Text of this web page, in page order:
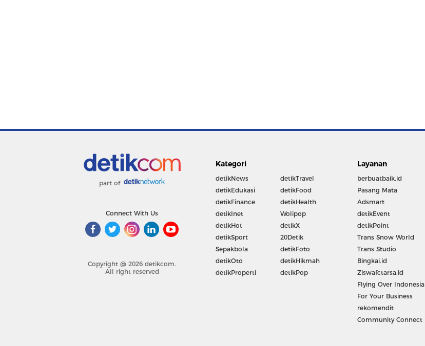
part of
Connect With Us
Copyright @ 2026 detikcom.
All right reserved
Kategori
detikNews
detikEdukasi
detikFinance
detikInet
detikHot
detikSport
Sepakbola
detikOto
detikProperti
detikTravel
detikFood
detikHealth
Wolipop
detikX
20Detik
detikFoto
detikHikmah
detikPop
Layanan
berbuatbaik.id
Pasang Mata
Adsmart
detikEvent
detikPoint
Trans Snow World
Trans Studio
Bingkai.id
Ziswafctarsa.id
Flying Over Indonesia
For Your Business
rekomendit
Community Connect